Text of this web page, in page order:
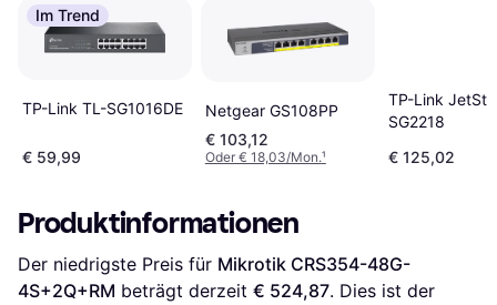
Im Trend
TP-Link TL-SG1016DE
€ 59,99
Netgear GS108PP
€ 103,12
Oder € 18,03/Mon.¹
TP-Link
SG2218
€ 125,02
Produktinformationen
Der niedrigste Preis für Mikrotik CRS354-48G-
4S+2Q+RM beträgt derzeit € 524,87. Dies ist der